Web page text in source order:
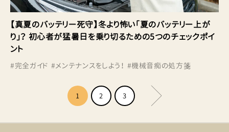
【真夏のバッテリー死守】冬より怖い「夏のバッテリー上が
り」？ 初心者が猛暑日を乗り切るための5つのチェックポイ
ント
#完全ガイド #メンテナンスをしよう！ #機械音痴の処方箋
1 2 3